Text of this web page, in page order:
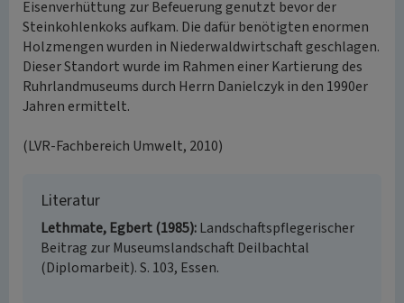
Eisenverhüttung zur Befeuerung genutzt bevor der
Steinkohlenkoks aufkam. Die dafür benötigten enormen
Holzmengen wurden in Niederwaldwirtschaft geschlagen.
Dieser Standort wurde im Rahmen einer Kartierung des
Ruhrlandmuseums durch Herrn Danielczyk in den 1990er
Jahren ermittelt.
(LVR-Fachbereich Umwelt, 2010)
Literatur
Lethmate, Egbert (1985) Landschaftspflegerischer
Beitrag zur Museumslandschaft Deilbachtal
(Diplomarbeit). S. 103, Essen.